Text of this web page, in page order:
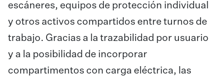
escáneres, equipos de protección individual
y otros activos compartidos entre turnos de
trabajo. Gracias a la trazabilidad por usuario
y a la posibilidad de incorporar
compartimentos con carga eléctrica, las